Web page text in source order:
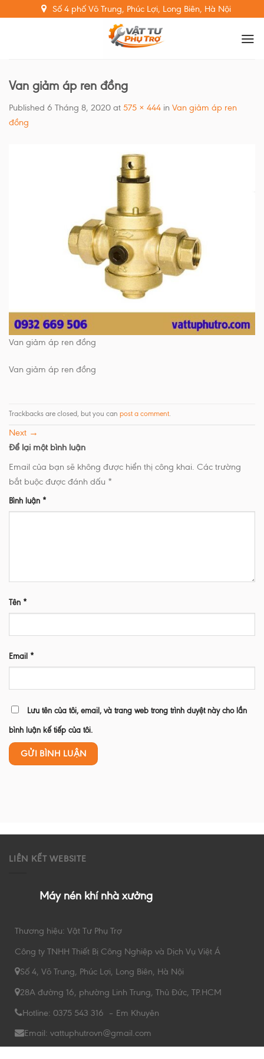
to
Số 4 phố Võ Trung, Phúc Lợi, Long Biên, Hà Nội
Van giảm áp ren đồng
Published 6 Tháng 8, 2020 at 575 × 444 in Van giảm áp ren
đồng
Van giảm áp ren đồng
Van giảm áp ren đồng
Trackbacks are closed, but you can post a comment.
Next →
Để lại một bình luận
Email của bạn sẽ không được hiển thị công khai. Các trường
bắt buộc được đánh dấu *
Bình luận *
Tên *
Email *
Lưu tên của tôi, email, và trang web trong trình duyệt này cho lần
bình luận kế tiếp của tôi.
LIÊN KẾT WEBSITE
Máy nén khí nhà xưởng
Thương hiệu: Vật Tư Phụ Trợ
Công ty TNHH Thiết Bị Công Nghiệp và Dịch Vụ Việt Á
Số 4, Võ Trung, Phúc Lợi, Long Biên, Hà Nội
28A đường 16, phường Linh Trung, Thủ Đức, TP.HCM
Hotline: 0375 543 316 – Em Khuyên
Email: vattuphutrovn@gmail.com